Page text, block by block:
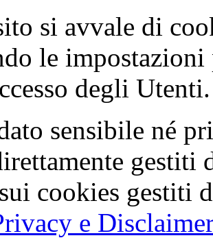
si avvale di
le
degli Utenti.
sensibile né
gestiti
cookies gestiti
e Disclaimer